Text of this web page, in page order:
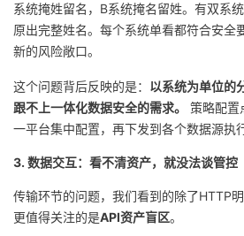
验收
议
系统掩姓留名，B系统掩名留姓。有双系
原出完整姓名。每个系统单看都符合安全
新的风险敞口。
这个问题背后反映的是： 以系统为单位的
跟不上一体化数据安全的需求。
策略配
一平台集中配置，再下发到各个数据源执
3. 数据交互：看不清资产，就没法谈管控
传输环节的问题，我们看到的除了HTTP
更值得关注的是API资产盲区。